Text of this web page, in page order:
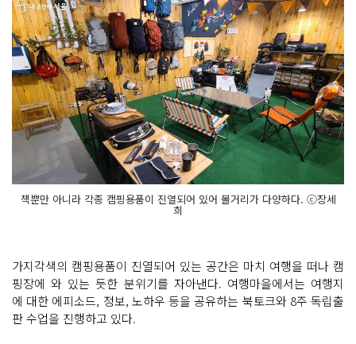
책뿐만 아니라 각종 캠핑용품이 진열되어 있어 볼거리가 다양하다. ⓒ장세
희
가지각색의 캠핑용품이 진열되어 있는 공간은 마치 여행을 떠나 캠
핑장에 와 있는 듯한 분위기를 자아낸다. 여행마을에서는 여행지
에 대한 에피소드, 정보, 노하우 등을 공유하는 북토크와 8주 독립출
판 수업을 진행하고 있다.